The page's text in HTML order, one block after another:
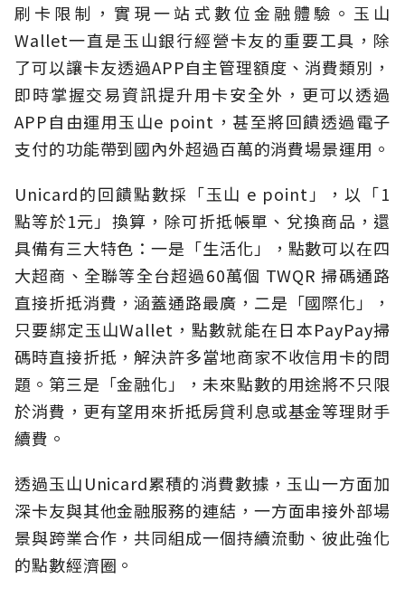
刷卡限制，實現一站式數位金融體驗。玉山
Wallet一直是玉山銀行經營卡友的重要工具，除
了可以讓卡友透過APP自主管理額度、消費類別，
即時掌握交易資訊提升用卡安全外，更可以透過
APP自由運用玉山e point，甚至將回饋透過電子
支付的功能帶到國內外超過百萬的消費場景運用。
Unicard的回饋點數採「玉山 e point」，以「1
點等於1元」換算，除可折抵帳單、兌換商品，還
具備有三大特色：一是「生活化」，點數可以在四
大超商、全聯等全台超過60萬個 TWQR 掃碼通路
直接折抵消費，涵蓋通路最廣，二是「國際化」，
只要綁定玉山Wallet，點數就能在日本PayPay掃
碼時直接折抵，解決許多當地商家不收信用卡的問
題。第三是「金融化」，未來點數的用途將不只限
於消費，更有望用來折抵房貸利息或基金等理財手
續費。
透過玉山Unicard累積的消費數據，玉山一方面加
深卡友與其他金融服務的連結，一方面串接外部場
景與跨業合作，共同組成一個持續流動、彼此強化
的點數經濟圈。